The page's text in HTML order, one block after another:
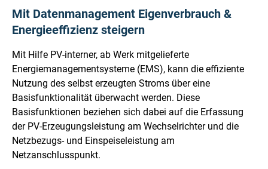
Mit Datenmanagement Eigenverbrauch &
Energieeffizienz steigern
Mit Hilfe PV-interner, ab Werk mitgelieferte
Energiemanagementsysteme (EMS), kann die effiziente
Nutzung des selbst erzeugten Stroms über eine
Basisfunktionalität überwacht werden. Diese
Basisfunktionen beziehen sich dabei auf die Erfassung
der PV-Erzeugungsleistung am Wechselrichter und die
Netzbezugs- und Einspeiseleistung am
Netzanschlusspunkt.